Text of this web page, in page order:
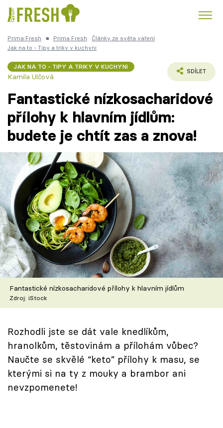
Trendy: Kuře Polévky k večeři
Česká kuchyně Čokoláda
Témata
Recepty
Články
TV Program
Škola vaření
Recepty z TV
Speciál: Cuketa
Těhotnej kuchař
Sledujte prima+
Přihlášení
Prima Fresh ■ Prima Fresh
Články ze světa vaření
Jak na to - Tipy a triky v kuchyni
JAK NA TO - TIPY A TRIKY V KUCHYNI
Kamila Ulčová
SDÍLET
Fantastické nízkosacharidové
přílohy k hlavním jídlům:
budete je chtít zas a znova!
Fantastické nízkosacharidové přílohy k hlavním jídlům
Zdroj: iStock
Rozhodli jste se dát vale knedlíkům,
hranolkům, těstovinám a přílohám vůbec?
Naučte se skvělé “keto” přílohy k masu, se
kterými si na ty z mouky a brambor ani
nevzpomenete!